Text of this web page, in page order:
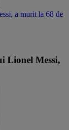
a murit la 68 de
Lionel Messi,